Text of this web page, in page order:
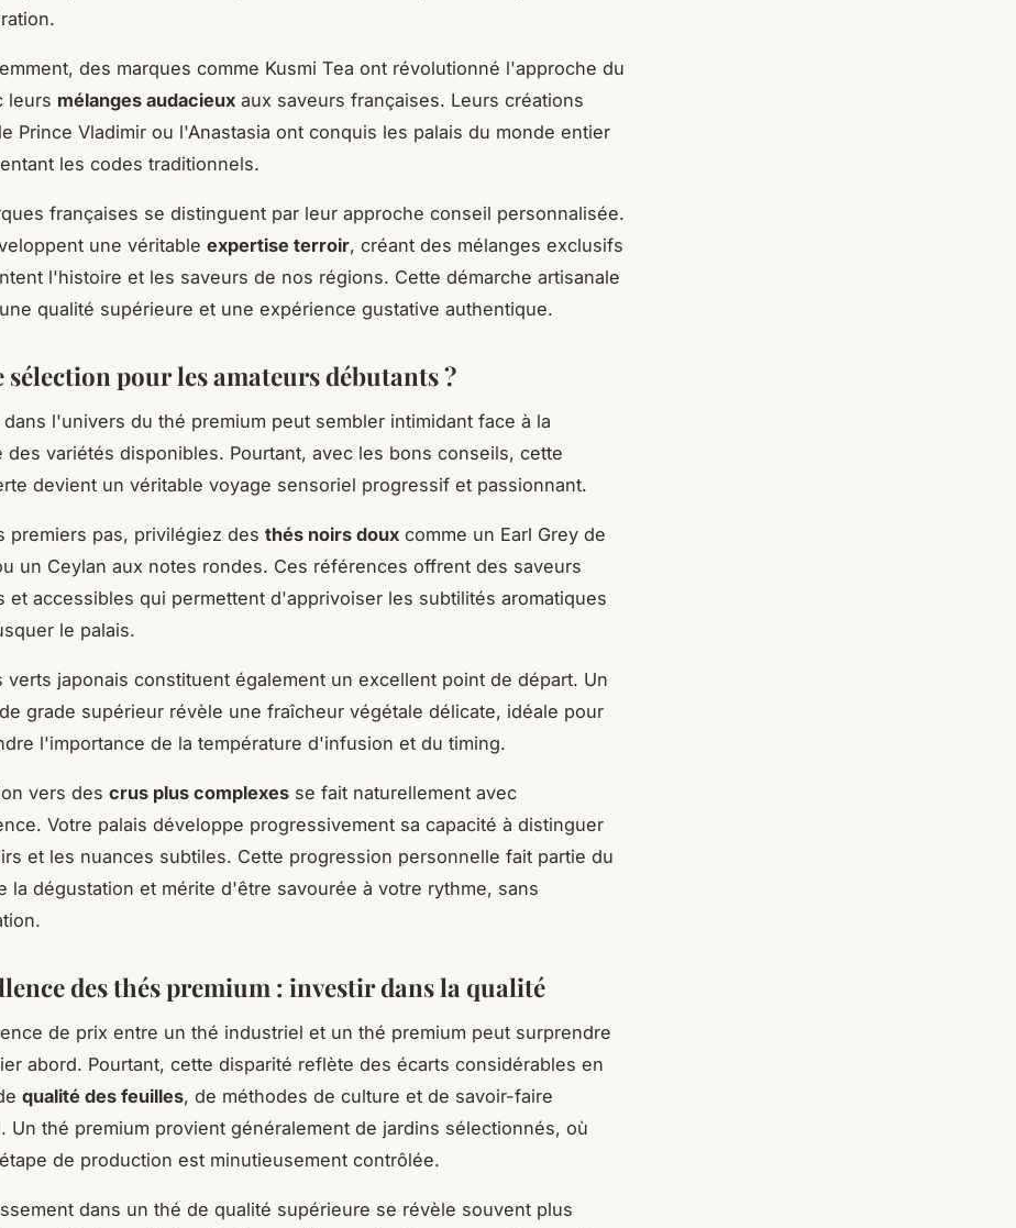
des marques comme Kusmi Tea ont révolutionné l'approche du
leurs mélanges audacieux aux saveurs françaises. Leurs créations
Prince Vladimir ou l'Anastasia ont conquis les palais du monde entier
les codes traditionnels.
françaises se distinguent par leur approche conseil personnalisée.
une véritable expertise terroir, créant des mélanges exclusifs
l'histoire et les saveurs de nos régions. Cette démarche artisanale
qualité supérieure et une expérience gustative authentique.
sélection pour les amateurs débutants ?
dans l'univers du thé premium peut sembler intimidant face à la
des variétés disponibles. Pourtant, avec les bons conseils, cette
devient un véritable voyage sensoriel progressif et passionnant.
premiers pas, privilégiez des thés noirs doux comme un Earl Grey de
un Ceylan aux notes rondes. Ces références offrent des saveurs
et accessibles qui permettent d'apprivoiser les subtilités aromatiques
le palais.
verts japonais constituent également un excellent point de départ. Un
grade supérieur révèle une fraîcheur végétale délicate, idéale pour
l'importance de la température d'infusion et du timing.
vers des crus plus complexes se fait naturellement avec
Votre palais développe progressivement sa capacité à distinguer
et les nuances subtiles. Cette progression personnelle fait partie du
la dégustation et mérite d'être savourée à votre rythme, sans
des thés premium : investir dans la qualité
de prix entre un thé industriel et un thé premium peut surprendre
abord. Pourtant, cette disparité reflète des écarts considérables en
qualité des feuilles, de méthodes de culture et de savoir-faire
Un thé premium provient généralement de jardins sélectionnés, où
de production est minutieusement contrôlée.
dans un thé de qualité supérieure se révèle souvent plus